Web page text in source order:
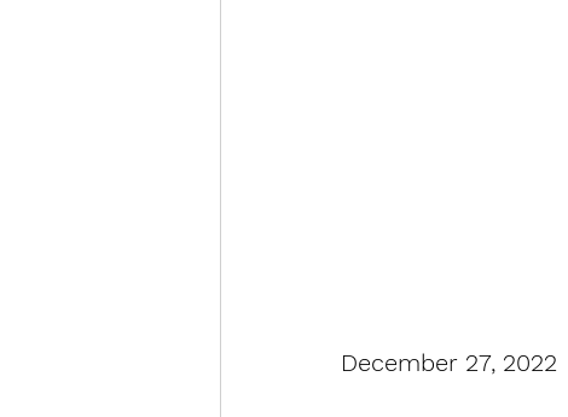
December 27, 2022